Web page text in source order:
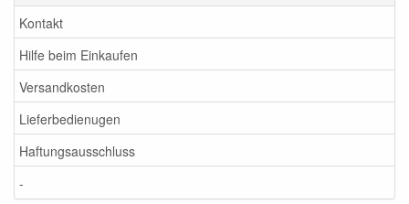
Kontakt
Hilfe beim Einkaufen
Versandkosten
Lieferbedienugen
Haftungsausschluss
-